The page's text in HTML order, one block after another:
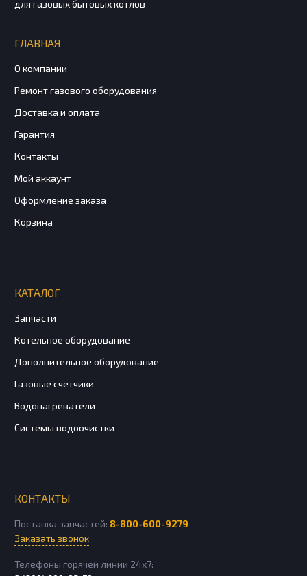
для газовых бытовых котлов
ГЛАВНАЯ
О компании
Ремонт газового оборудования
Доставка и оплата
Гарантия
Контакты
Мой аккаунт
Оформление заказа
Корзина
КАТАЛОГ
Запчасти
Котельное оборудование
Дополнительное оборудование
Газовые счетчики
Водонагреватели
Системы водоочистки
КОНТАКТЫ
Поставка запчастей: 8-800-600-9279
Заказать звонок
Телефоны горячей линии 24х7: